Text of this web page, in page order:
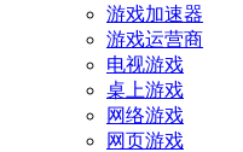
游戏加速器
游戏运营商
电视游戏
桌上游戏
网络游戏
网页游戏